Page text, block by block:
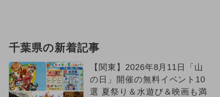
千葉県の新着記事
【関東】2026年8月11日「山
の日」開催の無料イベント10
選 夏祭り＆水遊び＆映画も満